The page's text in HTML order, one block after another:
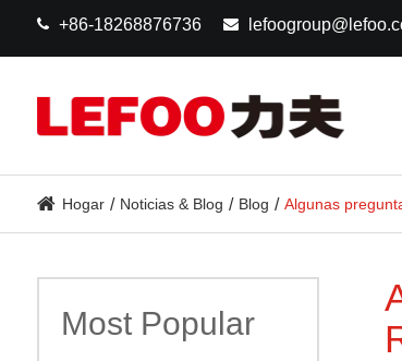
+86-18268876736
Hogar Noticias & Blog Blog Algunas
Most Popular